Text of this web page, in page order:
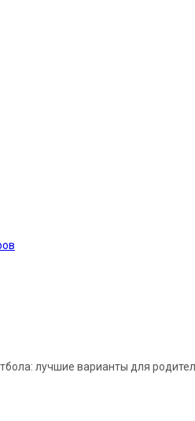
лучшие варианты для